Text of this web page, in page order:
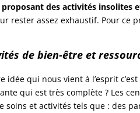
des activités insolites
rester assez exhaustif. Pour ce
de bien-être et
idée qui nous vient à l’esprit
qui est très complète ? Les
soins et activités tels que : des